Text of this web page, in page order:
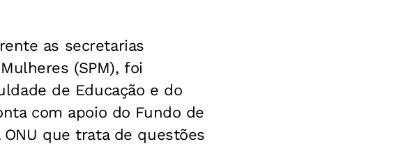
as secretarias
(SPM), foi
de Educação e do
com apoio do Fundo de
ONU que trata de questões